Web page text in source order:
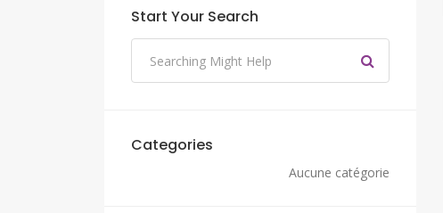
Start Your Search
Categories
Aucune catégorie